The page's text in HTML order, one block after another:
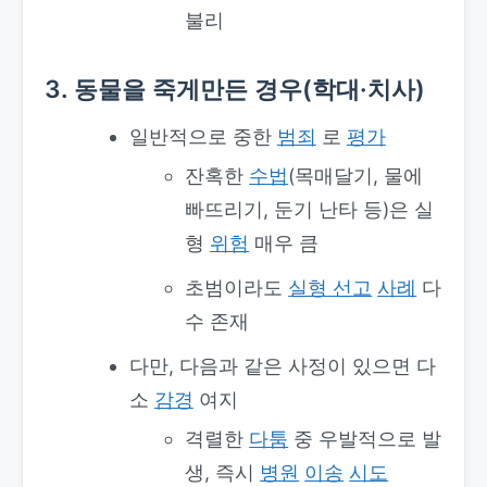
불리
3. 동물을 죽게만든 경우(학대·치사)
일반적으로 중한 범죄 로 평가
잔혹한 수법 (목매달기, 물에
빠뜨리기, 둔기 난타 등)은 실
형 위험 매우 큼
초범이라도 실형 선고 사례 다
수 존재
다만, 다음과 같은 사정이 있으면 다
소 감경 여지
격렬한 다툼 중 우발적으로 발
생, 즉시 병원 이송 시도